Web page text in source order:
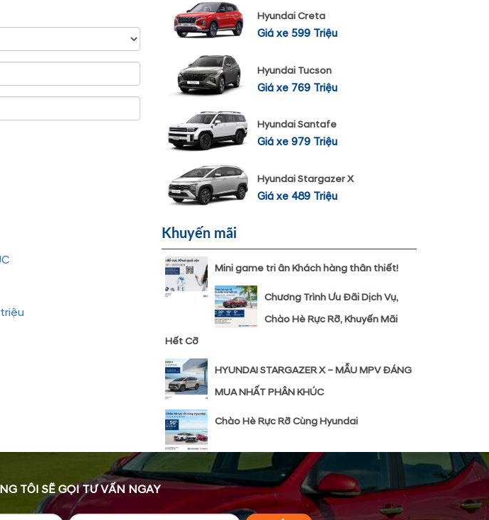
Hyundai Creta
Giá xe 599 Triệu
Hyundai Tucson
Giá xe 769 Triệu
Hyundai Santafe
Giá xe 979 Triệu
Hyundai Stargazer X
Giá xe 489 Triệu
Khuyến mãi
Mini game tri ân Khách hàng thân thiết!
Chương Trình Ưu Đãi Dịch Vụ,
Chào Hè Rực Rỡ, Khuyến Mãi
Hết Cỡ
HYUNDAI STARGAZER X – MẪU MPV ĐÁNG
MUA NHẤT PHÂN KHÚC
Chào Hè Rực Rỡ Cùng Hyundai
TÔI SẼ GỌI TƯ VẤN NGAY